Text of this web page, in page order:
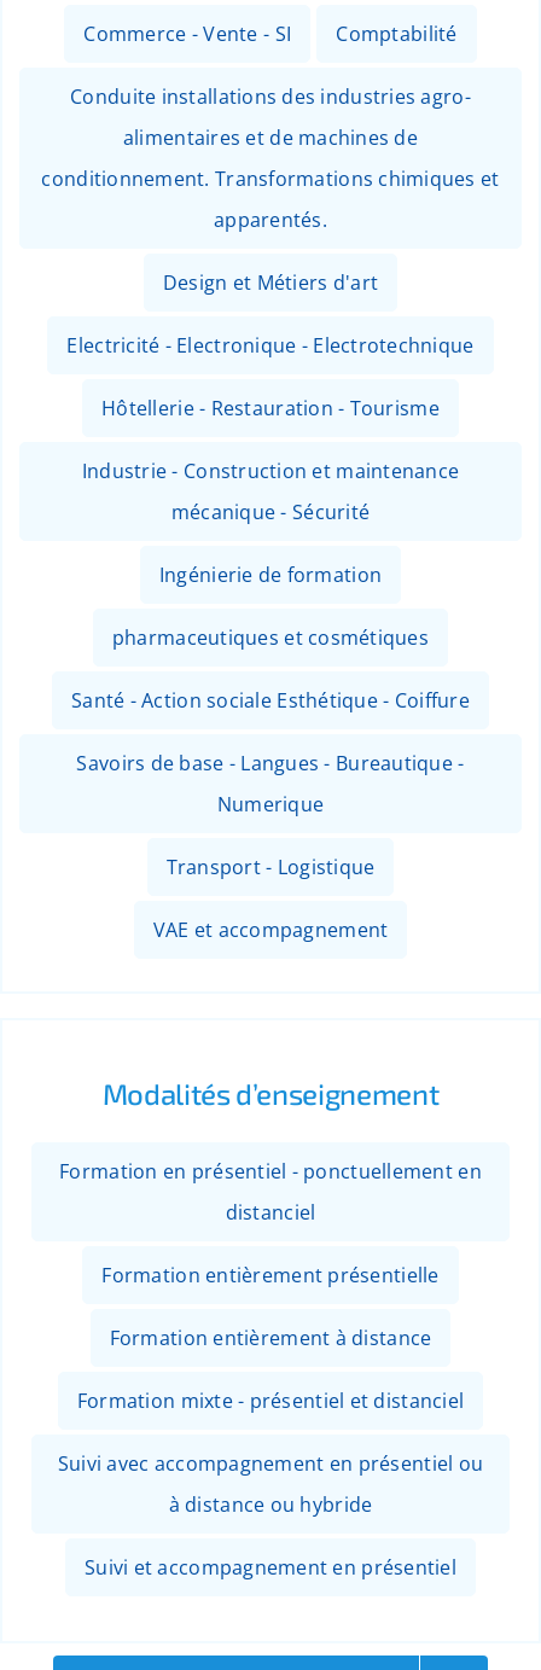
Commerce - Vente - SI Comptabilité
Conduite installations des industries agro-
alimentaires et de machines de
conditionnement. Transformations chimiques et
apparentés.
Design et Métiers d'art
Electricité - Electronique - Electrotechnique
Hôtellerie - Restauration - Tourisme
Industrie - Construction et maintenance
mécanique - Sécurité
Ingénierie de formation
pharmaceutiques et cosmétiques
Santé - Action sociale Esthétique - Coiffure
Savoirs de base - Langues - Bureautique -
Numerique
Transport - Logistique
VAE et accompagnement
Modalités d’enseignement
Formation en présentiel - ponctuellement en
distanciel
Formation entièrement présentielle
Formation entièrement à distance
Formation mixte - présentiel et distanciel
Suivi avec accompagnement en présentiel ou
à distance ou hybride
Suivi et accompagnement en présentiel